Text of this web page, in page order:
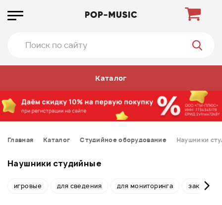
Каталог
Главная Каталог Студийное оборудование Наушники
Наушники студийные
игровые для сведения для мониторинга закрытые